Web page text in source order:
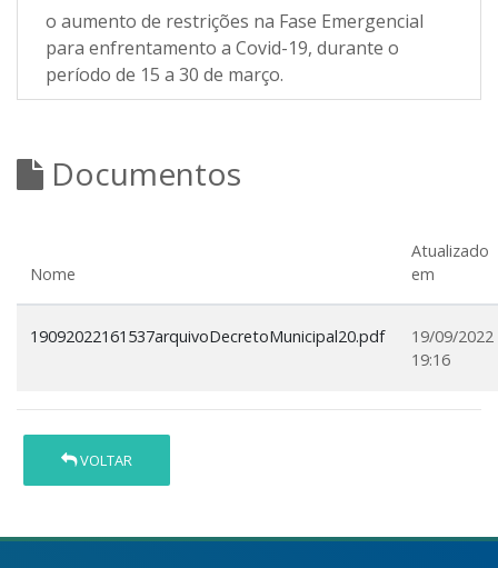
o aumento de restrições na Fase Emergencial
para enfrentamento a Covid-19, durante o
período de 15 a 30 de março.
Documentos
Nome
Atualizado
em
19092022161537arquivoDecretoMunicipal20.pdf
19/09/2022
19:16
VOLTAR